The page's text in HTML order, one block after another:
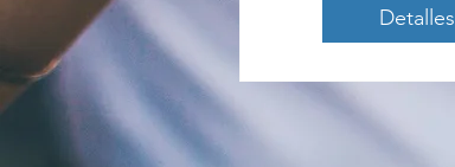
Detalles